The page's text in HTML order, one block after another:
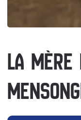
LA MÈRE